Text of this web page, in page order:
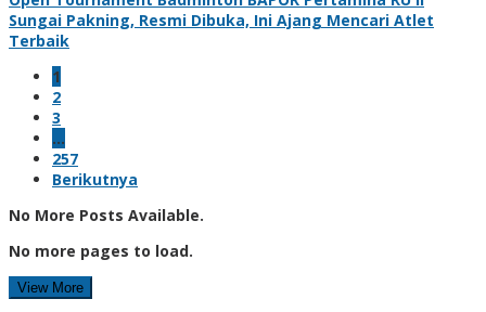
Sungai Pakning, Resmi Dibuka, Ini Ajang Mencari Atlet
Terbaik
1
2
3
…
257
Berikutnya
No More Posts Available.
No more pages to load.
View More